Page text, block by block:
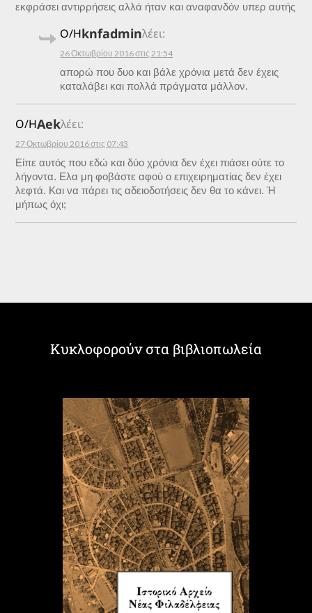
εκφράσει αντιρρήσεις αλλά ήταν και αναφανδόν υπερ αυτής
Ο/Ηknfadminλέει:
26 Οκτωβρίου 2016 στις 21:54
απορώ που δυο και βάλε χρόνια μετά δεν έχεις
καταλάβει και πολλά πράγματα μάλλον.
Ο/ΗAekλέει:
27 Οκτωβρίου 2016 στις 07:43
Είπε αυτός που εδώ και δύο χρόνια δεν έχει πιάσει ούτε το
λήγοντα. Ελα μη φοβάστε αφού ο επιχειρηματίας δεν έχει
λεφτά. Και να πάρει τις αδειοδοτήσεις δεν θα το κάνει. Ή
μήπως όχι;
Κυκλοφορούν στα βιβλιοπωλεία